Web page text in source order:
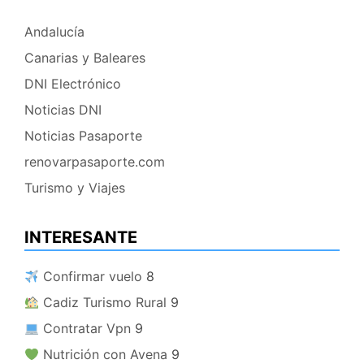
Andalucía
Canarias y Baleares
DNI Electrónico
Noticias DNI
Noticias Pasaporte
renovarpasaporte.com
Turismo y Viajes
INTERESANTE
​ Confirmar vuelo 8
​ Cadiz Turismo Rural 9
​ Contratar Vpn 9
​ Nutrición con Avena 9